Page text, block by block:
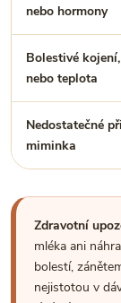
nebo hormony
Bolestivé
nebo teplota
Nedostatečné
miminka
Zdravotní
mléka ani
bolestí,
nejistotou v